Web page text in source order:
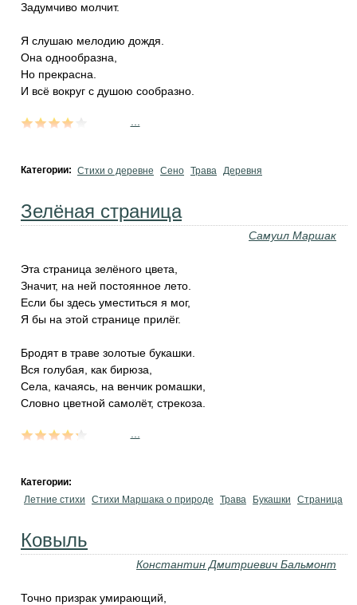
Задумчиво молчит.
Я слушаю мелодию дождя.
Она однообразна,
Но прекрасна.
И всё вокруг с душою сообразно.
Категории: Стихи о деревне Сено Трава Деревня
Зелёная страница
Самуил Маршак
Эта страница зелёного цвета,
Значит, на ней постоянное лето.
Если бы здесь уместиться я мог,
Я бы на этой странице прилёг.
Бродят в траве золотые букашки.
Вся голубая, как бирюза,
Села, качаясь, на венчик ромашки,
Словно цветной самолёт, стрекоза.
Категории:
Летние стихи
Стихи Маршака о природе Трава Букашки Страница
Ковыль
Константин Дмитриевич Бальмонт
Точно призрак умирающий,